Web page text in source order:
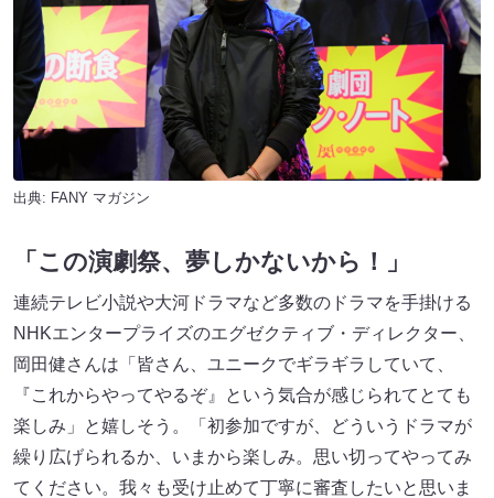
出典: FANY マガジン
「この演劇祭、夢しかないから！」
連続テレビ小説や大河ドラマなど多数のドラマを手掛ける
NHKエンタープライズのエグゼクティブ・ディレクター、
岡田健さんは「皆さん、ユニークでギラギラしていて、
『これからやってやるぞ』という気合が感じられてとても
楽しみ」と嬉しそう。「初参加ですが、どういうドラマが
繰り広げられるか、いまから楽しみ。思い切ってやってみ
てください。我々も受け止めて丁寧に審査したいと思いま